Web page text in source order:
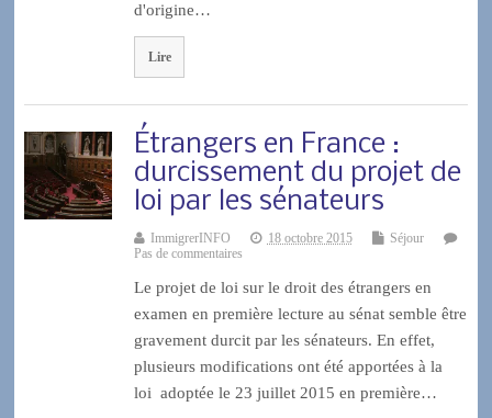
d'origine…
Lire
Étrangers en France :
durcissement du projet de
loi par les sénateurs
ImmigrerINFO 18 octobre 2015
Séjour
Pas de commentaires
Le projet de loi sur le droit des étrangers en
examen en première lecture au sénat semble être
gravement durcit par les sénateurs. En effet,
plusieurs modifications ont été apportées à la
loi adoptée le 23 juillet 2015 en première…